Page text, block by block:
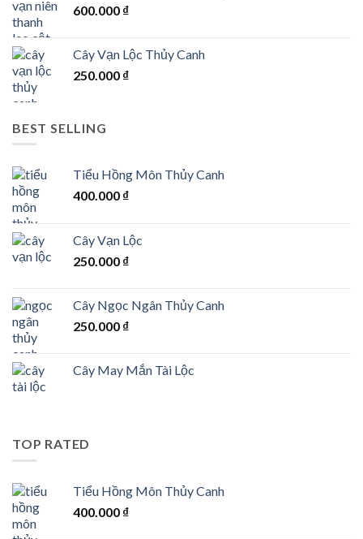
600.000 ₫
Cây Vạn Lộc Thủy Canh
250.000 ₫
BEST SELLING
Tiểu Hồng Môn Thủy Canh
400.000 ₫
Cây Vạn Lộc
250.000 ₫
Cây Ngọc Ngân Thủy Canh
250.000 ₫
Cây May Mắn Tài Lộc
TOP RATED
Tiểu Hồng Môn Thủy Canh
400.000 ₫